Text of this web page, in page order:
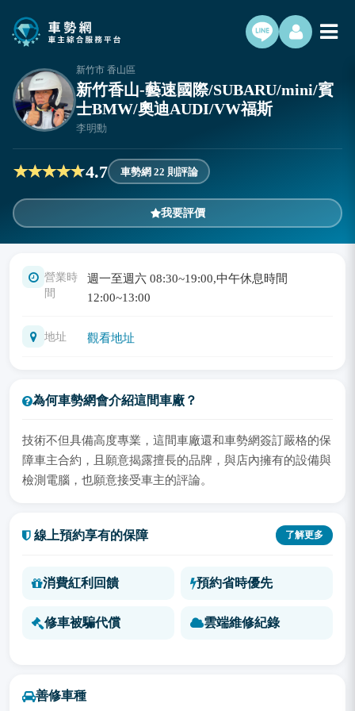
新竹市 香山區
新竹香山-藝速國際/SUBARU/mini/賓
士BMW/奧迪AUDI/VW福斯
李明勳
4.7 車勢網 22 則評論
我要評價
營業時
間
週一至週六 08:30~19:00,中午休息時間
12:00~13:00
地址 觀看地址
為何車勢網會介紹這間車廠？
技術不但具備高度專業，這間車廠還和車勢網簽訂嚴格的保
障車主合約，且願意揭露擅長的品牌，與店內擁有的設備與
檢測電腦，也願意接受車主的評論。
線上預約享有的保障 了解更多
消費紅利回饋 預約省時優先
修車被騙代償 雲端維修紀錄
善修車種